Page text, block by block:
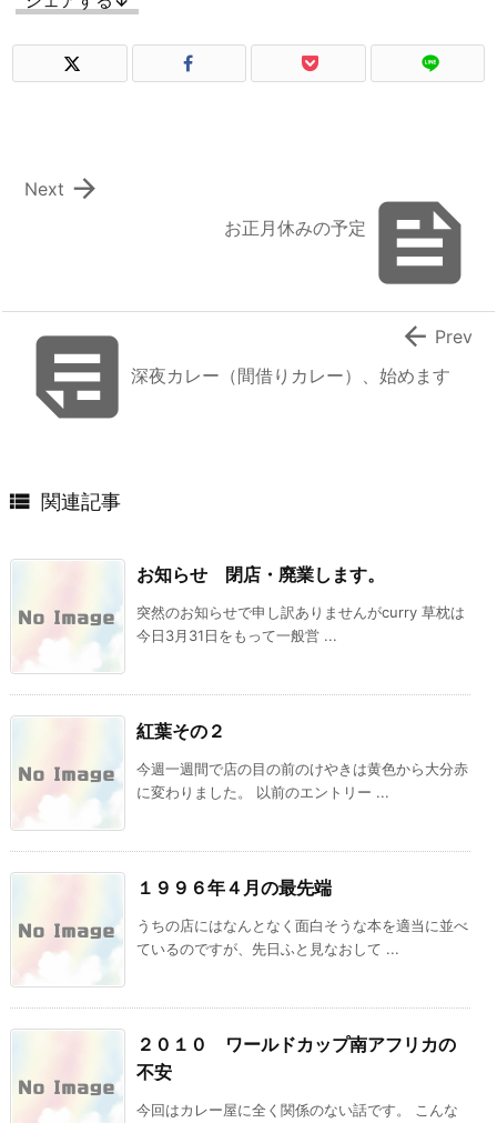

お正月休みの予定

Next
深夜カレー（間借りカレー）、始めます
 Prev
 関連記事
お知らせ 閉店・廃業します。
突然のお知らせで申し訳ありませんがcurry 草枕は
今日3月31日をもって一般営 ...
紅葉その２
今週一週間で店の目の前のけやきは黄色から大分赤
に変わりました。 以前のエントリー ...
１９９６年４月の最先端
うちの店にはなんとなく面白そうな本を適当に並べ
ているのですが、先日ふと見なおして ...
２０１０ ワールドカップ南アフリカの
不安
今回はカレー屋に全く関係のない話です。 こんな